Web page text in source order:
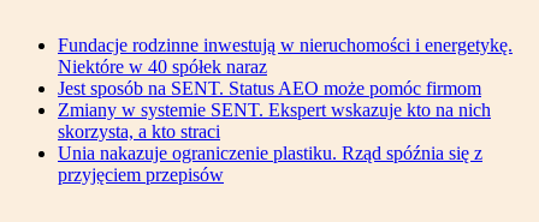
Fundacje rodzinne inwestują w nieruchomości i energetykę.
Niektóre w 40 spółek naraz
Jest sposób na SENT. Status AEO może pomóc firmom
Zmiany w systemie SENT. Ekspert wskazuje kto na nich
skorzysta, a kto straci
Unia nakazuje ograniczenie plastiku. Rząd spóźnia się z
przyjęciem przepisów